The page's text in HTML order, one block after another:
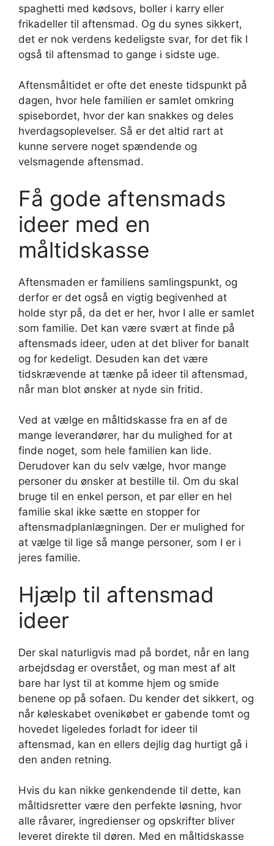
spaghetti med kødsovs, boller i karry eller
frikadeller til aftensmad. Og du synes sikkert,
det er nok verdens kedeligste svar, for det fik I
også til aftensmad to gange i sidste uge.
Aftensmåltidet er ofte det eneste tidspunkt på
dagen, hvor hele familien er samlet omkring
spisebordet, hvor der kan snakkes og deles
hverdagsoplevelser. Så er det altid rart at
kunne servere noget spændende og
velsmagende aftensmad.
Få gode aftensmads
ideer med en
måltidskasse
Aftensmaden er familiens samlingspunkt, og
derfor er det også en vigtig begivenhed at
holde styr på, da det er her, hvor I alle er samlet
som familie. Det kan være svært at finde på
aftensmads ideer, uden at det bliver for banalt
og for kedeligt. Desuden kan det være
tidskrævende at tænke på ideer til aftensmad,
når man blot ønsker at nyde sin fritid.
Ved at vælge en måltidskasse fra en af de
mange leverandører, har du mulighed for at
finde noget, som hele familien kan lide.
Derudover kan du selv vælge, hvor mange
personer du ønsker at bestille til. Om du skal
bruge til en enkel person, et par eller en hel
familie skal ikke sætte en stopper for
aftensmadplanlægningen. Der er mulighed for
at vælge til lige så mange personer, som I er i
jeres familie.
Hjælp til aftensmad
ideer
Der skal naturligvis mad på bordet, når en lang
arbejdsdag er overstået, og man mest af alt
bare har lyst til at komme hjem og smide
benene op på sofaen. Du kender det sikkert, og
når køleskabet ovenikøbet er gabende tomt og
hovedet ligeledes forladt for ideer til
aftensmad, kan en ellers dejlig dag hurtigt gå i
den anden retning.
Hvis du kan nikke genkendende til dette, kan
måltidsretter være den perfekte løsning, hvor
alle råvarer, ingredienser og opskrifter bliver
leveret direkte til døren. Med en måltidskasse